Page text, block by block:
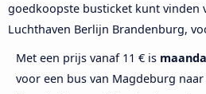
goedkoopste busticket kunt vinden
Luchthaven Berlijn Brandenburg,
Met een prijs vanaf 11 € is
voor een bus van Magdeburg